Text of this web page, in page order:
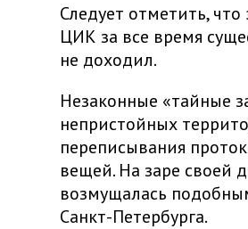
Следует отметить,
ЦИК за все время
не доходил.
Незаконные «тайные
непристойных
переписывания
вещей. На заре своей
возмущалась
Санкт-Петербурга.